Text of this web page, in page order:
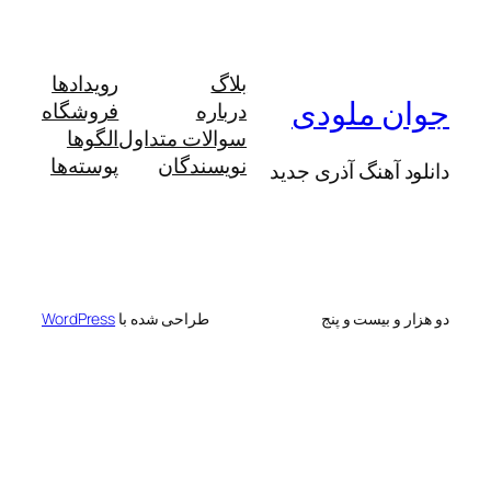
ملودی
آذری جدید
درباره
سوالات متداول
نویسندگان
رویدادها
فروشگاه
الگوها
پوسته‌ها
بیست و پنج WordPress